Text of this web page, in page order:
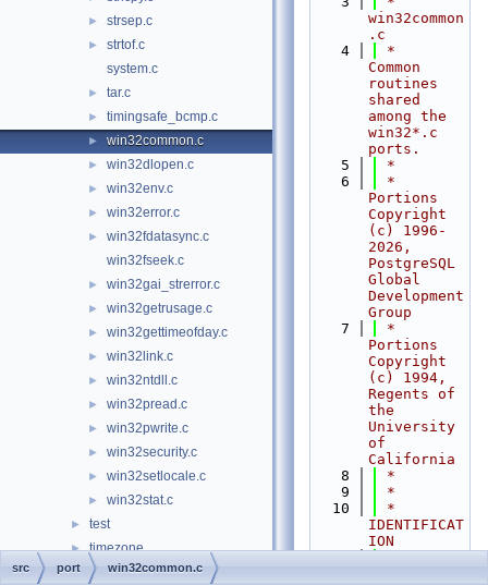
► strsep.c
►
strtof.c
system.c
► tar.c
► timingsafe_bcmp.c
► win32common.c
► win32dlopen.c
► win32env.c
► win32error.c
►
win32fdatasync.c
win32fseek.c
► win32gai_strerror.c
► win32getrusage.c
► win32gettimeofday.c
► win32link.c
► win32ntdll.c
► win32pread.c
► win32pwrite.c
► win32security.c
► win32setlocale.c
► win32stat.c
► test
► timezone
► tools
win32common
.c
    4
*
Common
routines
shared
among the
win32*.c
ports.
    5
*
    6
*
Portions
Copyright
(c) 1996-
2026,
PostgreSQL
Global
Development
Group
    7
*
Portions
Copyright
(c) 1994,
Regents of
the
University
of
California
    8
*
    9
*
   10
*
IDENTIFICAT
ION
src port win32common.c